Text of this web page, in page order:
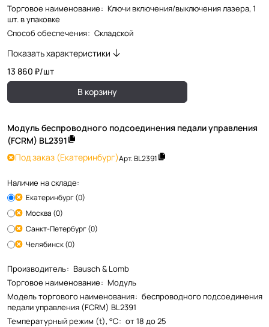
Торговое наименование: Ключи включения/выключения лазера, 1
шт. в упаковке
Способ обеспечения: Складской
Показать характеристики
13 860 ₽/шт
В корзину
Модуль беспроводного подсоединения педали управления
(FCRM) BL2391
Под заказ (Екатеринбург)Арт.BL2391
Наличие на складе:
Екатеринбург (0)
Москва (0)
Санкт-Петербург (0)
Челябинск (0)
Производитель: Bausch & Lomb
Торговое наименование: Модуль
Модель торгового наименования: беспроводного подсоединения
педали управления (FCRM) BL2391
Температурный режим (t), °С: от 18 до 25